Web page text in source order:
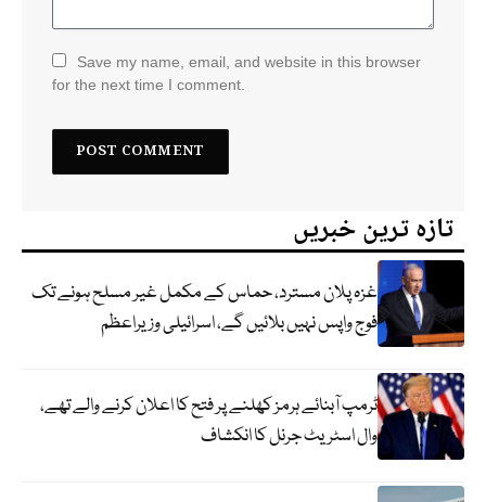
Save my name, email, and website in this browser
for the next time I comment.
تازہ ترین خبریں
غزہ پلان مسترد، حماس کے مکمل غیر مسلح ہونے تک
فوج واپس نہیں بلائیں گے، اسرائیلی وزیراعظم
ٹرمپ آبنائے ہرمز کھلنے پر فتح کا اعلان کرنے والے تھے،
وال اسٹریٹ جرنل کا انکشاف